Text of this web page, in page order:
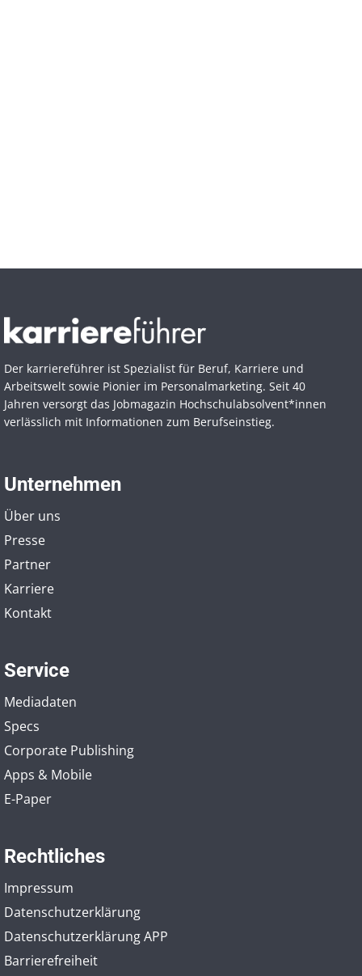
Der karriereführer ist Spezialist für Beruf, Karriere und
Arbeitswelt sowie Pionier im Personal­marketing. Seit 40
Jahren versorgt das Jobmagazin Hochschul­absolvent*innen
verlässlich mit Informationen zum Berufseinstieg.
Unternehmen
Über uns
Presse
Partner
Karriere
Kontakt
Service
Mediadaten
Specs
Corporate Publishing
Apps & Mobile
E-Paper
Rechtliches
Impressum
Datenschutzerklärung
Datenschutzerklärung APP
Barrierefreiheit